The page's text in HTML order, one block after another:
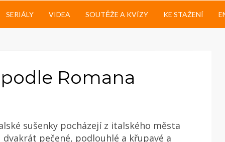
SERIÁLY VIDEA SOUTĚŽE A KVÍZY KE STAŽENÍ
Romana
sušenky pocházejí z italského města
pečené, podlouhlé a křupavé a